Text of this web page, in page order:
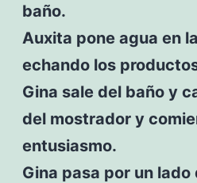
baño.
Auxita pone agua en
echando los
Gina sale del baño y
del mostrador y
entusiasmo.
Gina pasa por un